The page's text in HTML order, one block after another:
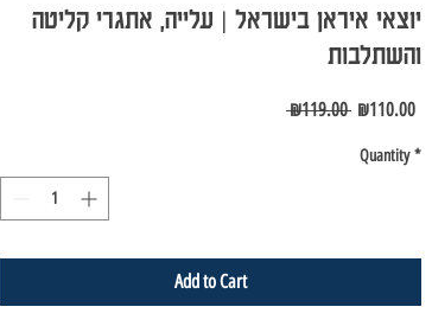
יוצאי איראן בישראל | עלייה, אתגרי קליטה
והשתלבות
₪119.00 Regular
₪110.00Sale
Quantity *
Add to Cart